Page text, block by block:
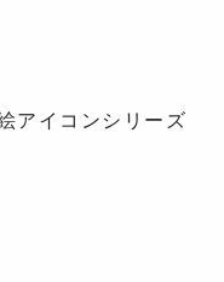
アイコンシリーズ